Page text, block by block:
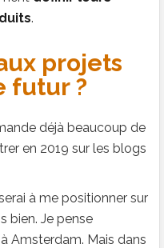
.
projets
futur ?
déjà beaucoup de
en 2019 sur les blogs
à me positionner sur
bien. Je pense
Amsterdam. Mais dans